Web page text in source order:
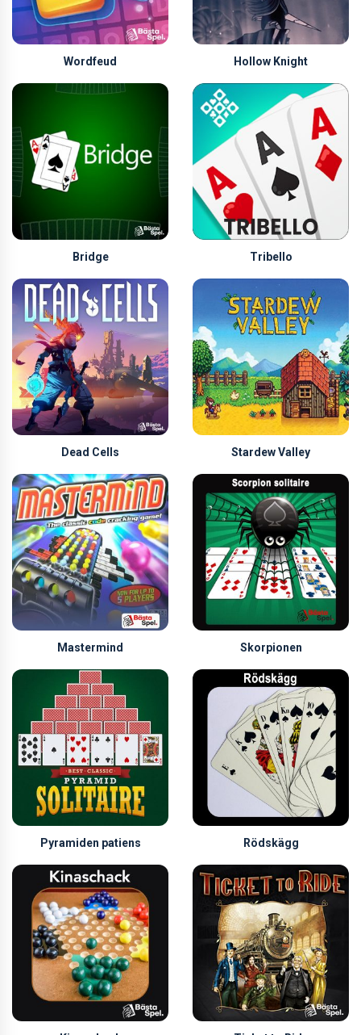
Wordfeud Hollow Knight
Bridge Tribello
Dead Cells Stardew Valley
Mastermind Skorpionen
Pyramiden patiens Rödskägg